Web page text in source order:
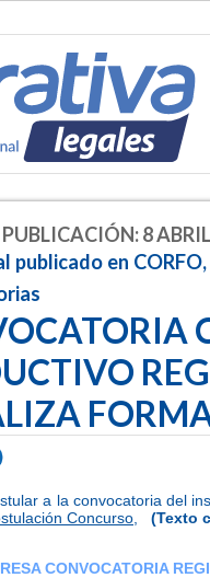
PUBLICACIÓN: 8
publicado en
a la convocatoria del
Concurso,
(Texto
CONVOCATORIA